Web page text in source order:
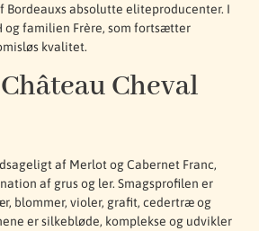
Bordeauxs absolutte eliteproducenter. I
og familien Frère, som fortsætter
kvalitet.
Cheval
af Merlot og Cabernet Franc,
af grus og ler. Smagsprofilen er
blommer, violer, grafit, cedertræ og
er silkebløde, komplekse og udvikler